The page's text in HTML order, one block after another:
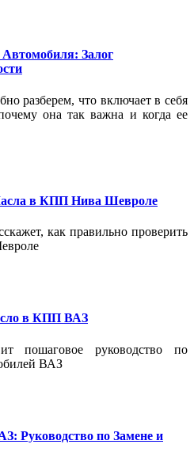
Залог
разберем, что включает в себя
она так важна и когда ее
в КПП Нива Шевроле
как правильно проверить
в КПП ВАЗ
пошаговое руководство по
ВАЗ
Руководство по Замене и